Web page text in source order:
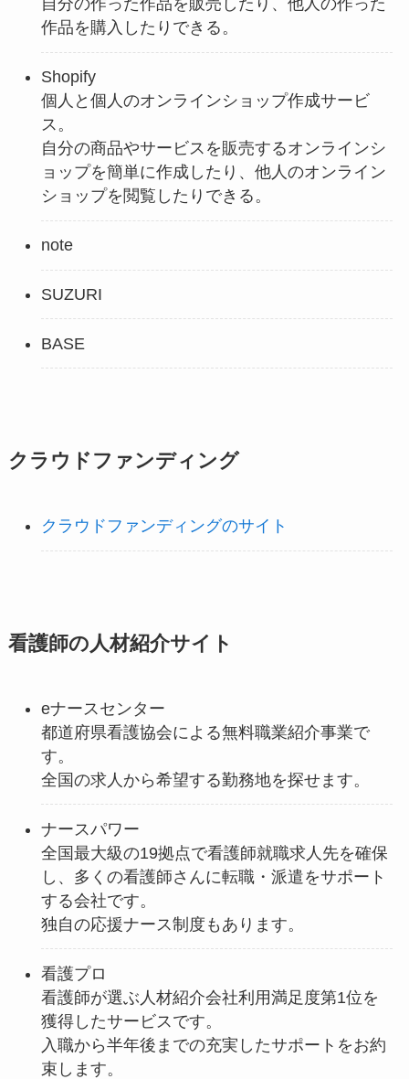
自分の作った作品を販売したり、他人の作った
作品を購入したりできる。
Shopify
個人と個人のオンラインショップ作成サービ
ス。
自分の商品やサービスを販売するオンラインシ
ョップを簡単に作成したり、他人のオンライン
ショップを閲覧したりできる。
note
SUZURI
BASE
クラウドファンディング
クラウドファンディングのサイト
看護師の人材紹介サイト
eナースセンター
都道府県看護協会による無料職業紹介事業で
す。
全国の求人から希望する勤務地を探せます。
ナースパワー
全国最大級の19拠点で看護師就職求人先を確保
し、多くの看護師さんに転職・派遣をサポート
する会社です。
独自の応援ナース制度もあります。
看護プロ
看護師が選ぶ人材紹介会社利用満足度第1位を
獲得したサービスです。
入職から半年後までの充実したサポートをお約
束します。